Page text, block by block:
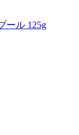
ール 125g